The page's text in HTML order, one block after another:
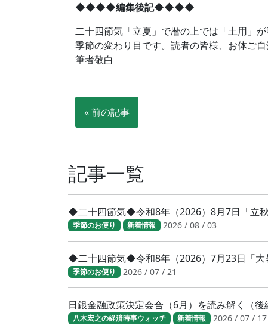
◆◆◆◆編集後記◆◆◆◆
二十四節気「立夏」で暦の上では「土用」
季節の変わり目です。読者の皆様、お体ご
筆者敬白
« 前の記事
記事一覧
◆二十四節気◆令和8年（2026）8月7日「立
季節のお便り 新着情報 2026 / 08 / 03
◆二十四節気◆令和8年（2026）7月23日「
季節のお便り 2026 / 07 / 21
日銀金融政策決定会合（6月）を読み解く（後
八木宏之の経済時事ウォッチ 新着情報 2026 / 07 / 17